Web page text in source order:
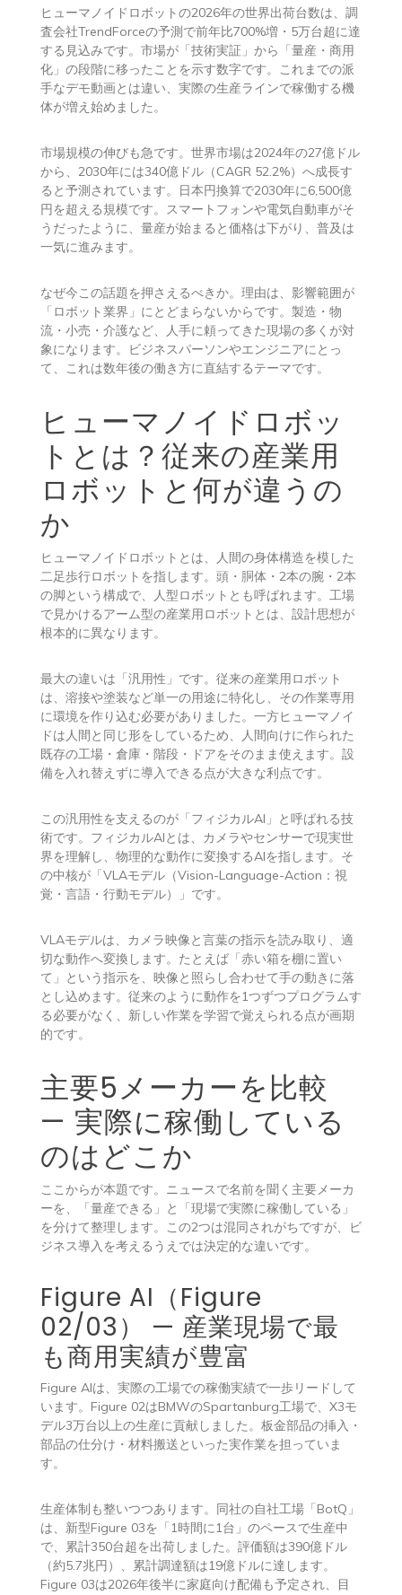
ヒューマノイドロボットの2026年の世界出荷台数は、調
査会社TrendForceの予測で前年比700%増・5万台超に達
する見込みです。市場が「技術実証」から「量産・商用
化」の段階に移ったことを示す数字です。これまでの派
手なデモ動画とは違い、実際の生産ラインで稼働する機
体が増え始めました。
市場規模の伸びも急です。世界市場は2024年の27億ドル
から、2030年には340億ドル（CAGR 52.2%）へ成長す
ると予測されています。日本円換算で2030年に6,500億
円を超える規模です。スマートフォンや電気自動車がそ
うだったように、量産が始まると価格は下がり、普及は
一気に進みます。
なぜ今この話題を押さえるべきか。理由は、影響範囲が
「ロボット業界」にとどまらないからです。製造・物
流・小売・介護など、人手に頼ってきた現場の多くが対
象になります。ビジネスパーソンやエンジニアにとっ
て、これは数年後の働き方に直結するテーマです。
ヒューマノイドロボッ
トとは？従来の産業用
ロボットと何が違うの
か
ヒューマノイドロボットとは、人間の身体構造を模した
二足歩行ロボットを指します。頭・胴体・2本の腕・2本
の脚という構成で、人型ロボットとも呼ばれます。工場
で見かけるアーム型の産業用ロボットとは、設計思想が
根本的に異なります。
最大の違いは「汎用性」です。従来の産業用ロボット
は、溶接や塗装など単一の用途に特化し、その作業専用
に環境を作り込む必要がありました。一方ヒューマノイ
ドは人間と同じ形をしているため、人間向けに作られた
既存の工場・倉庫・階段・ドアをそのまま使えます。設
備を入れ替えずに導入できる点が大きな利点です。
この汎用性を支えるのが「フィジカルAI」と呼ばれる技
術です。フィジカルAIとは、カメラやセンサーで現実世
界を理解し、物理的な動作に変換するAIを指します。そ
の中核が「VLAモデル（Vision-Language-Action：視
覚・言語・行動モデル）」です。
VLAモデルは、カメラ映像と言葉の指示を読み取り、適
切な動作へ変換します。たとえば「赤い箱を棚に置い
て」という指示を、映像と照らし合わせて手の動きに落
とし込めます。従来のように動作を1つずつプログラムす
る必要がなく、新しい作業を学習で覚えられる点が画期
的です。
主要5メーカーを比較
— 実際に稼働している
のはどこか
ここからが本題です。ニュースで名前を聞く主要メーカ
ーを、「量産できる」と「現場で実際に稼働している」
を分けて整理します。この2つは混同されがちですが、ビ
ジネス導入を考えるうえでは決定的な違いです。
Figure AI（Figure
02/03） — 産業現場で最
も商用実績が豊富
Figure AIは、実際の工場での稼働実績で一歩リードして
います。Figure 02はBMWのSpartanburg工場で、X3モ
デル3万台以上の生産に貢献しました。板金部品の挿入・
部品の仕分け・材料搬送といった実作業を担っていま
す。
生産体制も整いつつあります。同社の自社工場「BotQ」
は、新型Figure 03を「1時間に1台」のペースで生産中
で、累計350台超を出荷しました。評価額は390億ドル
（約5.7兆円）、累計調達額は19億ドルに達します。
Figure 03は2026年後半に家庭向け配備も予定され、目